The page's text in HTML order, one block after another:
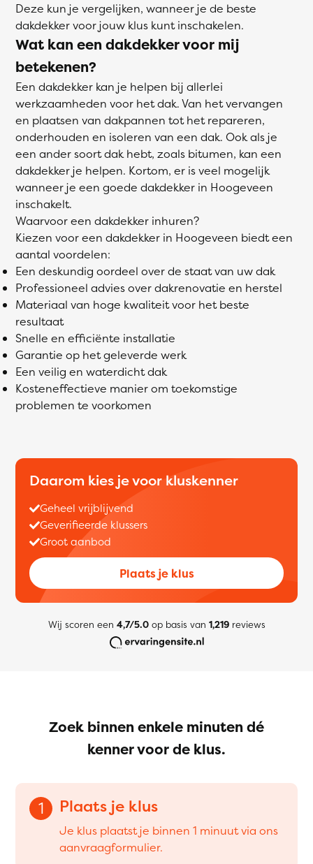
Deze kun je vergelijken, wanneer je de beste
dakdekker voor jouw klus kunt inschakelen.
Wat kan een dakdekker voor mij
betekenen?
Een dakdekker kan je helpen bij allerlei
werkzaamheden voor het dak. Van het vervangen
en plaatsen van dakpannen tot het repareren,
onderhouden en isoleren van een dak. Ook als je
een ander soort dak hebt, zoals bitumen, kan een
dakdekker je helpen. Kortom, er is veel mogelijk
wanneer je een goede dakdekker in Hoogeveen
inschakelt.
Waarvoor een dakdekker inhuren?
Kiezen voor een dakdekker in Hoogeveen biedt een
aantal voordelen:
Een deskundig oordeel over de staat van uw dak
Professioneel advies over dakrenovatie en herstel
Materiaal van hoge kwaliteit voor het beste
resultaat
Snelle en efficiënte installatie
Garantie op het geleverde werk
Een veilig en waterdicht dak
Kosteneffectieve manier om toekomstige
problemen te voorkomen
Daarom kies je voor kluskenner
Geheel vrijblijvend
Geverifieerde klussers
Groot aanbod
Plaats je klus
Wij scoren een 4,7/5.0op basis van 1,219reviews
Zoek binnen enkele minuten dé
kenner voor de klus.
1 Plaats je klus
Je klus plaatst je binnen 1 minuut via ons
aanvraagformulier.